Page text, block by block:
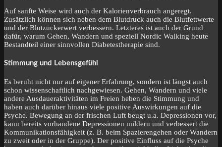
Auf sanfte Weise wird auch der Kalorienverbrauch angeregt.
Zusätzlich können sich neben dem Blutdruck auch die Blutfettwerte
und der Blutzuckerwert verbessern. Letzteres ist auch der Grund
dafür, warum Gehen, Wandern und speziell Nordic Walking heute
Bestandteil einer sinnvollen Diabetestherapie sind.
Stimmung und Lebensgefühl
Es beruht nicht nur auf eigener Erfahrung, sondern ist längst auch
schon wissenschaftlich nachgewiesen. Gehen, Wandern und viele
andere Ausdaueraktivitäten im Freien heben die Stimmung und
haben auch darüber hinaus viele positive Auswirkungen auf die
Psyche. Bewegung an der frischen Luft beugt u.a. Depressionen vor,
kann bereits vorhandene Depressionen mildern und verbessert die
Kommunikationsfähigkeit (z. B. beim Spazierengehen oder Wandern
zu zweit oder in der Gruppe). Der positive Einfluss auf die Psyche